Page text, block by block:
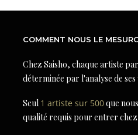
COMMENT NOUS LE
Chez Saisho, chaque artiste
déterminée par l'analyse de ses
Seul 1 artiste sur 500que
qualité requis pour entrer chez